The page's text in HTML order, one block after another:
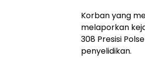
Korban yang
melaporkan
308 Presisi
penyelidikan.